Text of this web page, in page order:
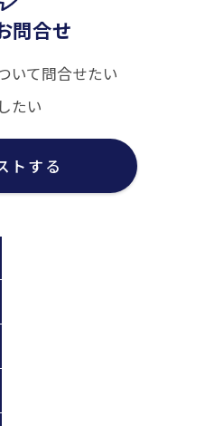
問合せ
いて問合せたい
たい
トする